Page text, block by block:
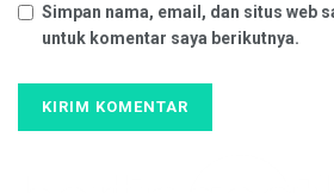
Simpan nama, email, dan situs web
untuk komentar saya berikutnya.